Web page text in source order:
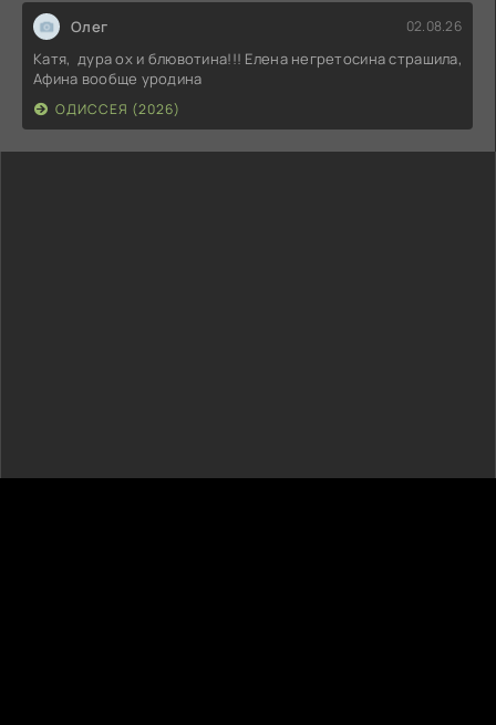
Олег 02.08.26
Катя, дура ох и блювотина!!! Елена негретосина страшила,
Афина вообще уродина
ОДИССЕЯ (2026)